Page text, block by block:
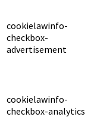
cookielawinfo-
checkbox-
advertisement
cookielawinfo-
checkbox-analytics